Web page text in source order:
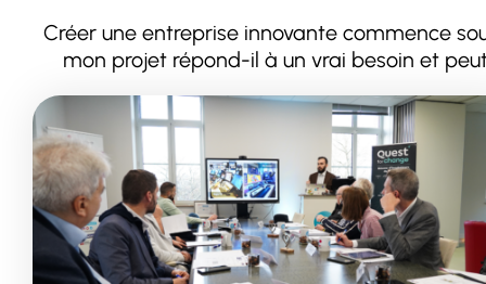
Créer une entreprise innovante commence
mon projet répond-il à un vrai besoin et